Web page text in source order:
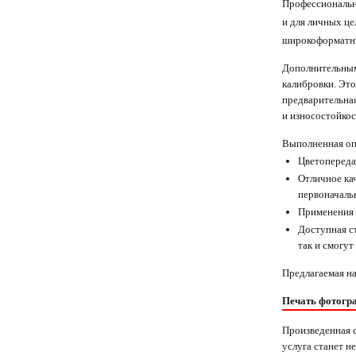
и для личных
калибровки.
и
Выполненная
Отличное
Применения
Доступная
так и
Предлагаемая
Печать
Произведенная
услуга станет